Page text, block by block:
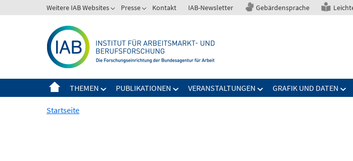
zum
Weitere IAB Websites Presse Kontakt IAB-Newsletter Gebärdensprache
THEMEN PUBLIKATIONEN VERANSTALTUNGEN GRAFIK UND DATEN
Startseite